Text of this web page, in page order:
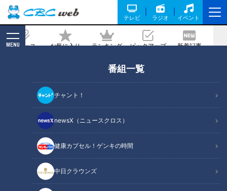
テレビ ラジオ イベント
ニュース お気に入り ランキング ピックアップ 新着記事
MENU
番組一覧
チャント！
newsX（ニュースクロス）
健康カプセル！ゲンキの時間
中日クラウンズ
然災害の中で祖父の日記が語ること
2018/09/09 08:00